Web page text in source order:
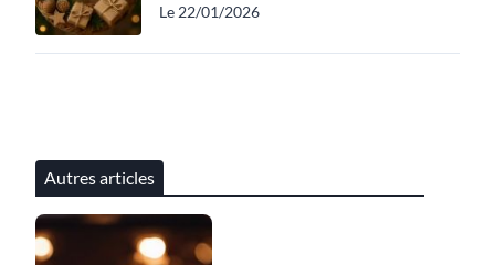
Le 22/01/2026
Autres articles